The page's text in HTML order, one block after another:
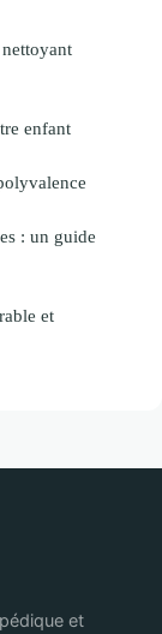
enfant
: un guide
et
et